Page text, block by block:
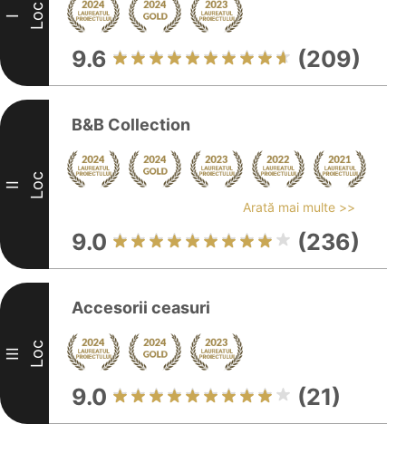
I Loc
9.6 (209)
II Loc
B&B Collection
Arată mai multe >>
9.0 (236)
III Loc
Accesorii ceasuri
9.0 (21)